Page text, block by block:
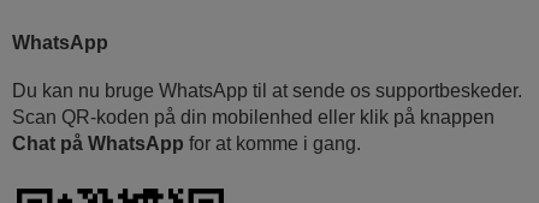
WhatsApp
Du kan nu bruge WhatsApp til at sende os supportbeskeder.
Scan QR-koden på din mobilenhed eller klik på knappen
Chat på WhatsApp for at komme i gang.